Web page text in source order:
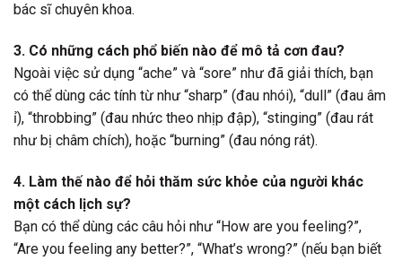
bác sĩ chuyên khoa.
3. Có những cách phổ biến nào để mô tả cơn đau?
Ngoài việc sử dụng “ache” và “sore” như đã giải thích, bạn
có thể dùng các tính từ như “sharp” (đau nhói), “dull” (đau âm
ỉ), “throbbing” (đau nhức theo nhịp đập), “stinging” (đau rát
như bị châm chích), hoặc “burning” (đau nóng rát).
4. Làm thế nào để hỏi thăm sức khỏe của người khác
một cách lịch sự?
Bạn có thể dùng các câu hỏi như “How are you feeling?”,
“Are you feeling any better?”, “What’s wrong?” (nếu bạn biết